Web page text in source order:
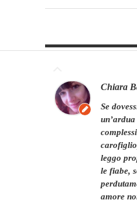
Chiara
se dovessi partire per un’isola deserta, e potessi portare con me soltanto un libro...sarebbe
leggo
le fiabe,
amore